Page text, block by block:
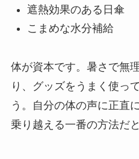
遮熱効果のある日傘
こまめな水分補給
体が資本です。暑さで無
り、グッズをうまく使っ
う。自分の体の声に正直
乗り越える一番の方法だ